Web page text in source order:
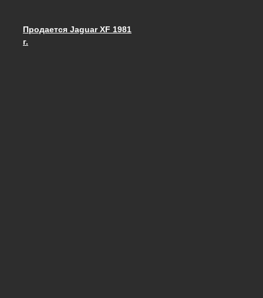
Запись навигация
Продается Jaguar XF 1981
г.